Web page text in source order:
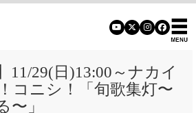
11/29(日)13:00～ナカイ
コニシ！「旬歌集灯〜
〜」